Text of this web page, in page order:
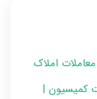
املاک
کمیسیون |